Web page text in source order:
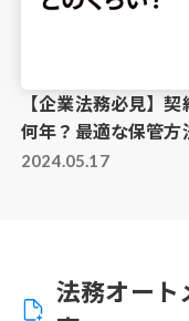
【企業法務必見】
何年？最適な保管方
2024.05.17
法務オート